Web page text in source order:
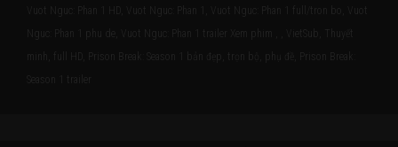
Vuot Nguc: Phan 1 HD, Vuot Nguc: Phan 1, Vuot Nguc: Phan 1 full/tron bo, Vuot
Nguc: Phan 1 phu de, Vuot Nguc: Phan 1 trailer Xem phim , , VietSub, Thuyết
minh, full HD, Prison Break: Season 1 bản đẹp, trọn bộ, phụ đề, Prison Break:
Season 1 trailer